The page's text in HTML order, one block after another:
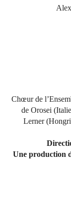
Chœur de
de Orosei
Lerner
Une production